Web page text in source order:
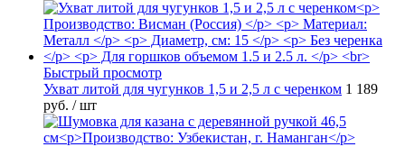
Быстрый просмотр
Ухват литой для чугунков 1,5 и 2,5 л с черенком 1 189
руб. / шт